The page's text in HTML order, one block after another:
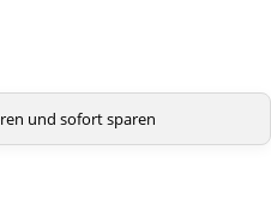
und sofort sparen